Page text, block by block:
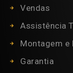
Vendas
Assistência
Montagem e
Garantia